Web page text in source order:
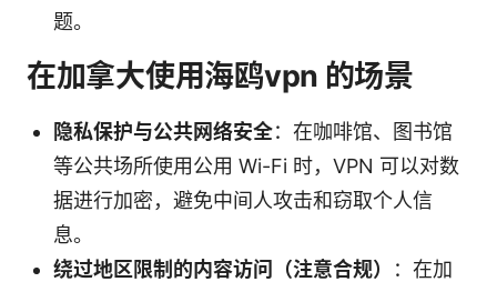
题。
在加拿大使用海鸥vpn 的场景
隐私保护与公共网络安全：在咖啡馆、图书馆
等公共场所使用公用 Wi-Fi 时，VPN 可以对数
据进行加密，避免中间人攻击和窃取个人信
息。
绕过地区限制的内容访问（注意合规）
：在加